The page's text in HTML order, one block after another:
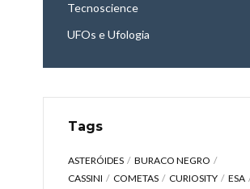
Tecnoscience
UFOs e Ufologia
Tags
ASTERÓIDES
BURACO NEGRO
CASSINI
COMETAS CURIOSITY
ESA